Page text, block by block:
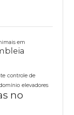
em
controle de
elevadores
no